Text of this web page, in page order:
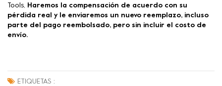
Tools, Haremos la compensación de acuerdo con su
pérdida real y le enviaremos un nuevo reemplazo, incluso
parte del pago reembolsado, pero sin incluir el costo de
envío.
ETIQUETAS :